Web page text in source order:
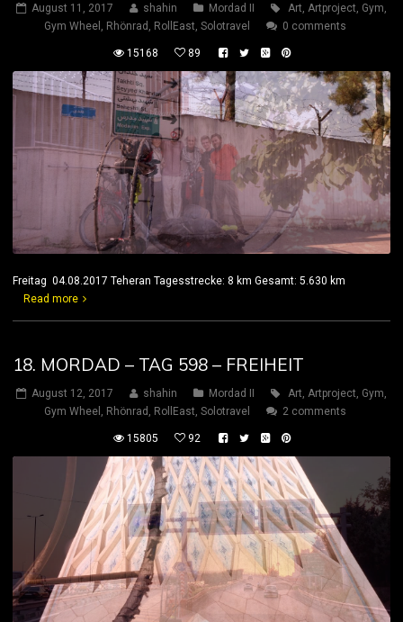
August 11, 2017 shahin Mordad II Art, Artproject, Gym,
Gym Wheel , Rhönrad , RollEast, Solotravel 0 comments
15168 89
Freitag 04.08.2017 Teheran Tagesstrecke: 8 km Gesamt: 5.630 km
Read more
18. MORDAD – TAG 598 – FREIHEIT
August 12, 2017 shahin Mordad II Art Artproject Gym
Gym Wheel
Rhönrad RollEast Solotravel 2 comments
15805 92